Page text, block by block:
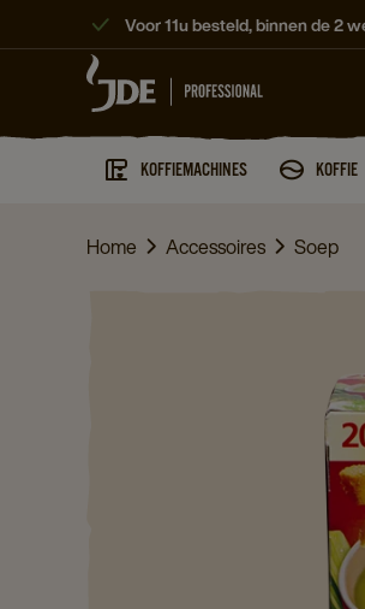
Voor 11u besteld, binnen de 2
KOFFIEMACHINES KOFFIE
Home Accessoires Soep